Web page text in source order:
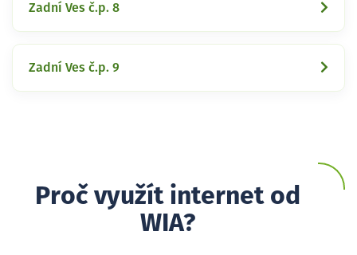
Zadní Ves č.p. 8
Zadní Ves č.p. 9
Proč využít internet od
WIA?